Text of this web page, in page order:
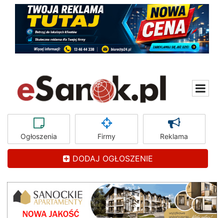
Ogłoszenia Firmy Reklama
DODAJ OGŁOSZENIE